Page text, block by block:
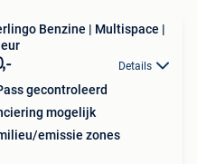
Benzine | Multispace |
Details
gecontroleerd
mogelijk
emissie zones